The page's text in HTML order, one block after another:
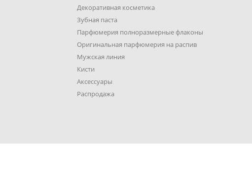
Декоративная косметика
Зубная паста
Парфюмерия полноразмерные флаконы
Оригинальная парфюмерия на распив
Мужская линия
Кисти
Аксессуары
Распродажа